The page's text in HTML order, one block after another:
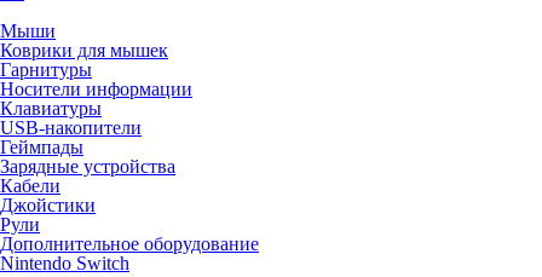
Мыши
Коврики для мышек
Гарнитуры
Носители информации
Клавиатуры
USB-накопители
Геймпады
Зарядные устройства
Кабели
Джойстики
Рули
Дополнительное оборудование
Nintendo Switch